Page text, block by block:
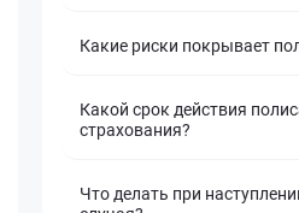
Какие риски покрывает
Какой срок действия
страхования?
Что делать при